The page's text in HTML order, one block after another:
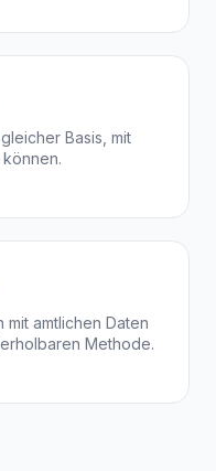
Basis, mit
amtlichen Daten
Methode.